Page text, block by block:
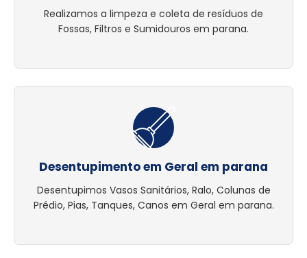
Realizamos a limpeza e coleta de resíduos de
Fossas, Filtros e Sumidouros em parana.
Desentupimento em Geral em parana
Desentupimos Vasos Sanitários, Ralo, Colunas de
Prédio, Pias, Tanques, Canos em Geral em parana.